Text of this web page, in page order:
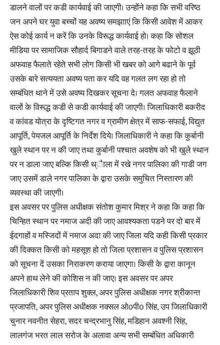
डालने वालों पर कडी कार्यवाई की जाएगी। उन्होंने कहा कि सभी वरिष्ठ
जन अपने घर युवा बच्चों यह अवष्य समझााएं कि किसी आवेश में आकर
ऐस कोई कार्य न करें कि उनके विरूद्ध कार्यवाई हो। कहा कि सोशल
मीडिया पर सामाजिक सौहार्द बिगाडने वाले तरह-तरह के फोटो व झूठी
अफवाह फैलाते रहेते सभी लोग किसी भी खबर को आगे बढाने के पूर्व
उसके बारे सत्ययता अवष्य पता कर यदि वह गलत लग रहा हो तो
सम्बंधित थाने में उसे अवष्य दिखकर सूचना दे। गलत अफवाह फैलाने
वालों के विरूद्ध कडी से कडी कार्यवाई की जाएगी। जिलाधिकारी बकरीद
व कांवड योत्रा के दृष्टिगत नगर व ग्रामीण क्षेत्र में साफ-सफाई, विद्युत
आपूर्ति, पेयजल आपूर्ति के निर्देश दिये। जिलाधिकारी ने कहा कि कुर्बानी
खुले स्थान पर न की जाए तथा कुर्बानी पश्चात अवशेष को भी खुले स्थान
पर न डाला जाए बल्कि किसी थ्ैाला में रखे नगर पालिका की गाडी जग
जाए उसमें डाले नगर पालिका के द्वारा उसके समुचित निस्तारण की
व्यवस्था की जाएगी।
इस अवसर पर पुलिस अधीक्षक संतोश कुमार मिश्र ने कहा कि कहा कि
चिन्हित स्थान पर नमाज अदी की जाए आवश्यकता पडने पर दो बार में
ईदगाहों व मस्जिदों में नमाज अदा की जाए जिला यदि कही किसी प्रकार
की दिक्कत किसी को महसूश हो तो जिला प्रशासन व पुलिस प्रशासन
को सूचना दें उसका निराकरण कराया जाएगा। किसी के द्वारा कानून
अपने हाथ लेने की कोशिस न की जाए। इस अवसर पर अपर
जिलाधिकारी शिव प्रताप शुक्ल, अपर पुलिस अधीक्षक नगर श्रीकान्त
प्रजापति, अपर पुलिस अधीक्षक नक्सल ओ0पी0 सिंह, उप जिलाधिकारी
चुनार नवनीत सेहरा, सदर चन्द्रभानु सिंह, मडिहान अवश्नी सिंह,
लालगंज भरत लाल सरोज के अलावा अन्य सभी सम्बंधित अधिकारी